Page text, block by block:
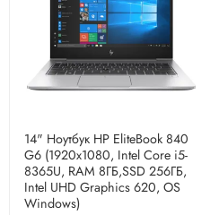
14" Ноутбук HP EliteBook 840
G6 (1920x1080, Intel Core i5-
8365U, RAM 8ГБ,SSD 256ГБ,
Intel UHD Graphics 620, OS
Windows)